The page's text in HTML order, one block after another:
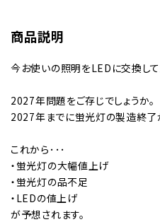
商品説明
今お使いの照明をLEDに交換して
2027年問題をご存じでしょうか。
2027年までに蛍光灯の製造終了
これから･･･
・蛍光灯の大幅値上げ
・蛍光灯の品不足
・LEDの値上げ
が予想されます。